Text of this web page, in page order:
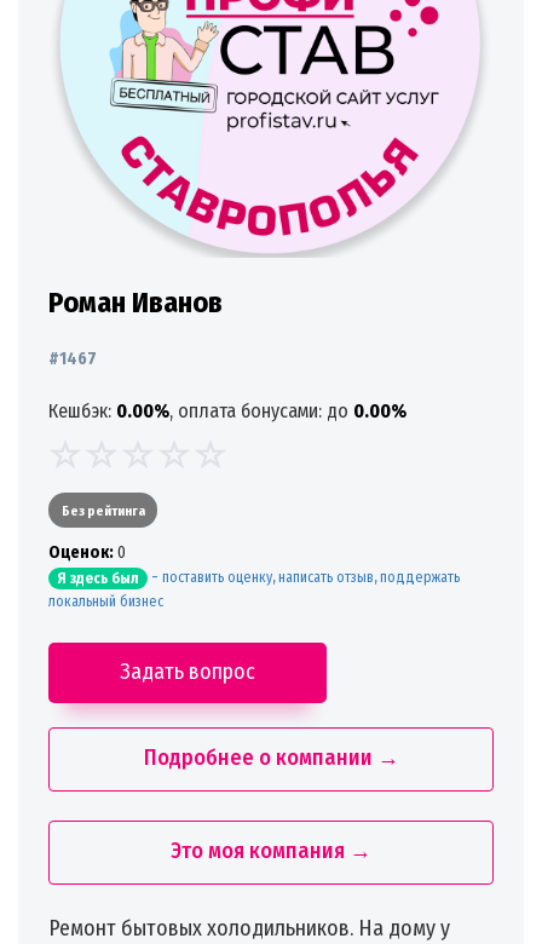
Роман Иванов
#1467
Кешбэк: 0.00%, оплата бонусами: до 0.00%
Без рейтинга
Oценок:0
Я здесь был - поставить оценку, написать отзыв, поддержать
локальный бизнес
Задать вопрос
Подробнее о компании →
Это моя компания →
Ремонт бытовых холодильников. На дому у